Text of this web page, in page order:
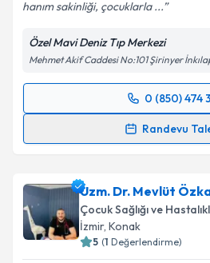
Takvim
hanım sakinliği, çocuklarla ...
Özel Mavi Deniz Tıp Merkezi
Mehmet Akif Caddesi No:101 Şirinyer
0 (850) 474
Randevu
Randevu Takvimi Talebi
almanız için bir takvim
bilgilendireceğiz.
E-posta Adresiniz
Uzm. Dr. Mevlüt
Çocuk Sağlığı ve
İzmir, Konak
5 (1 Değerlendirme)